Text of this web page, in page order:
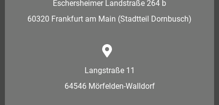
Eschersheimer Landstraße 264 b
60320 Frankfurt am Main (Stadtteil Dornbusch)
Langstraße 11
64546 Mörfelden-Walldorf